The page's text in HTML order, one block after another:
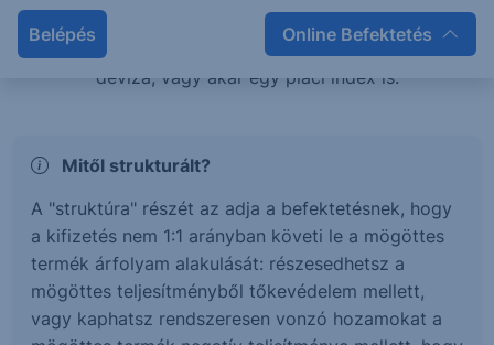
Belépés Online Befektetés
termékhez, vagy termékek kosarához kötött. Ez a
mögöttes termék lehet részvény, kötvény, árucikk,
deviza, vagy akár egy piaci index is.
Mitől strukturált?
A "struktúra" részét az adja a befektetésnek, hogy
a kifizetés nem 1:1 arányban követi le a mögöttes
termék árfolyam alakulását: részesedhetsz a
mögöttes teljesítményből tőkevédelem mellett,
vagy kaphatsz rendszeresen vonzó hozamokat a